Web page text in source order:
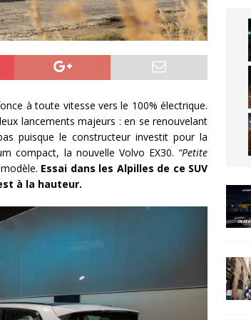
à toute vitesse vers le 100% électrique.
lancements majeurs : en se renouvelant
puisque le constructeur investit pour la
compact, la nouvelle Volvo EX30. “Petite
Essai dans les Alpilles de ce SUV
à la hauteur.